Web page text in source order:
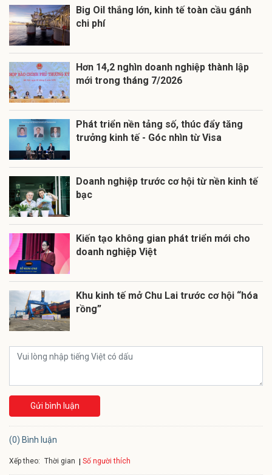
Big Oil thắng lớn, kinh tế toàn cầu gánh
chi phí
Hơn 14,2 nghìn doanh nghiệp thành lập
mới trong tháng 7/2026
Phát triển nền tảng số, thúc đẩy tăng
trưởng kinh tế - Góc nhìn từ Visa
Doanh nghiệp trước cơ hội từ nền kinh tế
bạc
Kiến tạo không gian phát triển mới cho
doanh nghiệp Việt
Khu kinh tế mở Chu Lai trước cơ hội “hóa
rồng”
Gửi bình luận
(0) Bình luận
Xếp theo: Thời gian Số người thích